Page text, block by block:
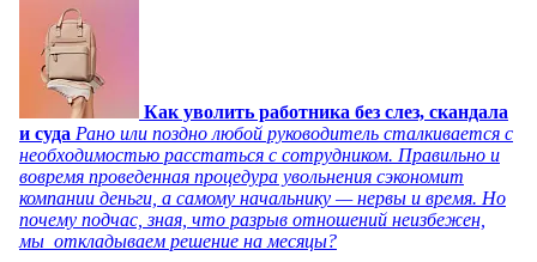
Как уволить работника без слез, скандала
и суда Рано или поздно любой руководитель сталкивается с
необходимостью расстаться с сотрудником. Правильно и
вовремя проведенная процедура увольнения сэкономит
компании деньги, а самому начальнику — нервы и время. Но
почему подчас, зная, что разрыв отношений неизбежен,
мы откладываем решение на месяцы?